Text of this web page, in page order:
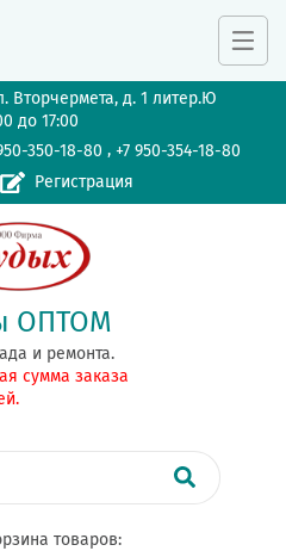
Вторчермета, д. 1 литер.Ю
до 17:00
350-18-80 ,+7 950-354-18-80
Регистрация
ОПТОМ
и ремонта.
сумма заказа
товаров: